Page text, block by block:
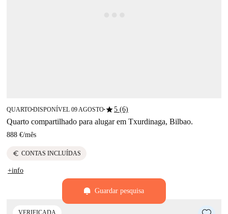
QUARTO■DISPONÍVEL 09 AGOSTO■star5 (6)
Quarto compartilhado para alugar em Txurdinaga, Bilbao.
888 €/mês
euro CONTAS INCLUÍDAS
+info
VERIFICADA
Guardar pesquisa